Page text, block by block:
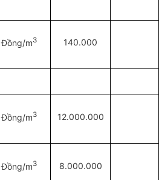
Đồng/m3 140.000
Đồng/m3 12.000.000
Đồng/m3 8.000.000